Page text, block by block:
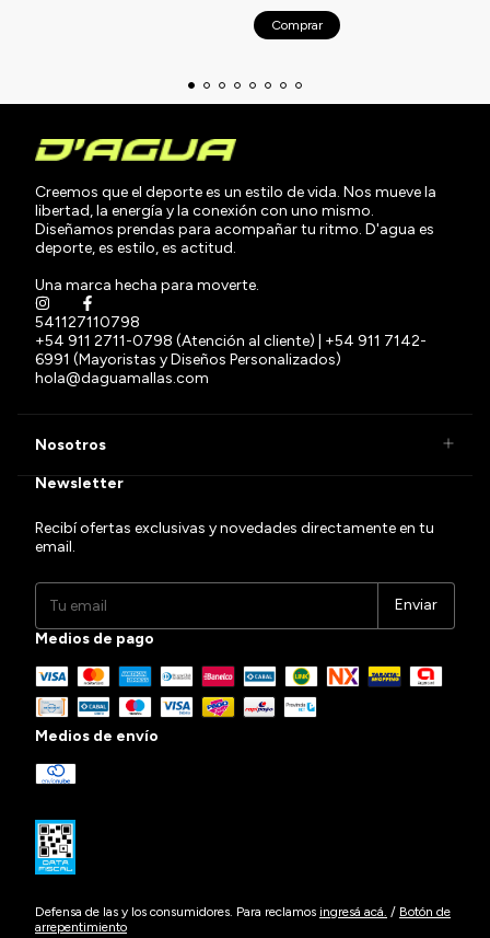
Comprar
Creemos que el deporte es un estilo de vida. Nos mueve la
libertad, la energía y la conexión con uno mismo.
Diseñamos prendas para acompañar tu ritmo. D'agua es
deporte, es estilo, es actitud.
Una marca hecha para moverte.
541127110798
+54 911 2711-0798 (Atención al cliente) | +54 911 7142-
6991 (Mayoristas y Diseños Personalizados)
hola@daguamallas.com
Nosotros
Newsletter
Recibí ofertas exclusivas y novedades directamente en tu
email.
Medios de pago
Medios de envío
Defensa de las y los consumidores. Para reclamos ingresá acá. / Botón de
arrepentimiento